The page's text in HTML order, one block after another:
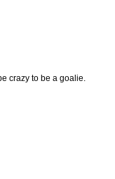
crazy to be a goalie.